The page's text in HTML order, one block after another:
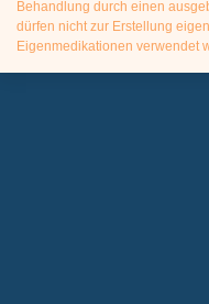
Behandlung durch einen
dürfen nicht zur Erstellung
Eigenmedikationen verwendet